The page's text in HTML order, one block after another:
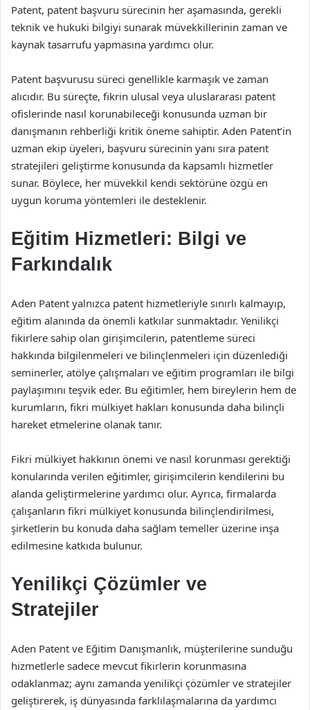
Patent, patent başvuru sürecinin her aşamasında, gerekli
teknik ve hukuki bilgiyi sunarak müvekkillerinin zaman ve
kaynak tasarrufu yapmasına yardımcı olur.
Patent başvurusu süreci genellikle karmaşık ve zaman
alıcıdır. Bu süreçte, fikrin ulusal veya uluslararası patent
ofislerinde nasıl korunabileceği konusunda uzman bir
danışmanın rehberliği kritik öneme sahiptir. Aden Patent’in
uzman ekip üyeleri, başvuru sürecinin yanı sıra patent
stratejileri geliştirme konusunda da kapsamlı hizmetler
sunar. Böylece, her müvekkil kendi sektörüne özgü en
uygun koruma yöntemleri ile desteklenir.
Eğitim Hizmetleri: Bilgi ve
Farkındalık
Aden Patent yalnızca patent hizmetleriyle sınırlı kalmayıp,
eğitim alanında da önemli katkılar sunmaktadır. Yenilikçi
fikirlere sahip olan girişimcilerin, patentleme süreci
hakkında bilgilenmeleri ve bilinçlenmeleri için düzenlediği
seminerler, atölye çalışmaları ve eğitim programları ile bilgi
paylaşımını teşvik eder. Bu eğitimler, hem bireylerin hem de
kurumların, fikri mülkiyet hakları konusunda daha bilinçli
hareket etmelerine olanak tanır.
Fikri mülkiyet hakkının önemi ve nasıl korunması gerektiği
konularında verilen eğitimler, girişimcilerin kendilerini bu
alanda geliştirmelerine yardımcı olur. Ayrıca, firmalarda
çalışanların fikri mülkiyet konusunda bilinçlendirilmesi,
şirketlerin bu konuda daha sağlam temeller üzerine inşa
edilmesine katkıda bulunur.
Yenilikçi Çözümler ve
Stratejiler
Aden Patent ve Eğitim Danışmanlık, müşterilerine sunduğu
hizmetlerle sadece mevcut fikirlerin korunmasına
odaklanmaz; aynı zamanda yenilikçi çözümler ve stratejiler
geliştirerek, iş dünyasında farklılaşmalarına da yardımcı